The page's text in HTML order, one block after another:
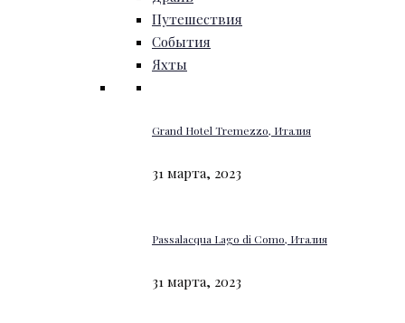
Путешествия
События
Яхты
Grand Hotel Tremezzo, Италия
31 марта, 2023
Passalacqua Lago di Como, Италия
31 марта, 2023